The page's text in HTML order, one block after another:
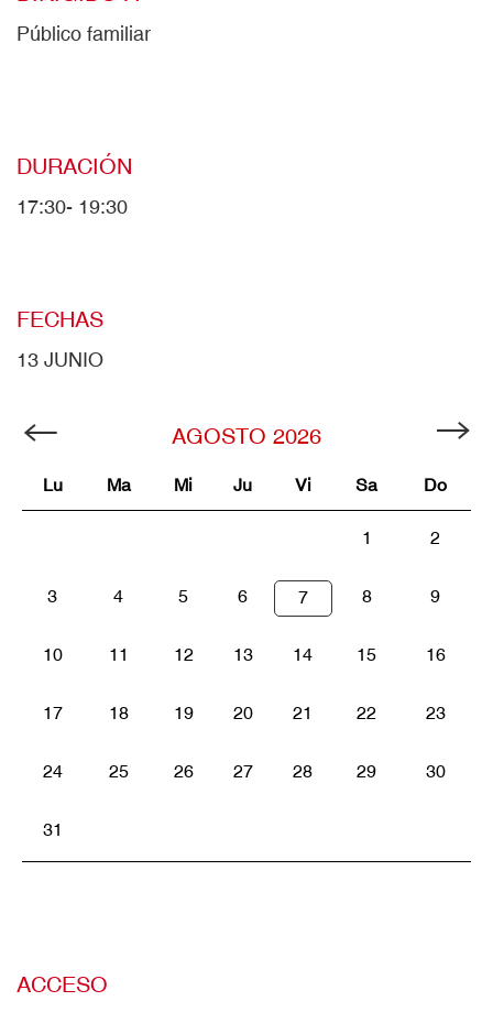
Público familiar
DURACIÓN
17:30- 19:30
FECHAS
13 JUNIO
AGOSTO 2026
Lu Ma Mi Ju Vi Sa Do
1 2
3 4 5 6 7 8 9
10 11 12 13 14 15 16
17 18 19 20 21 22 23
24 25 26 27 28 29 30
31
ACCESO